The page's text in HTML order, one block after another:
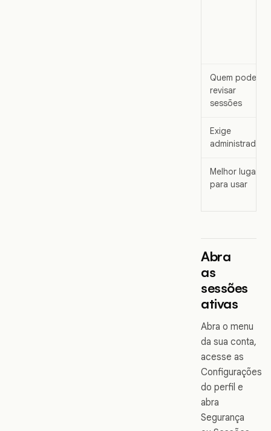
Quem pode
revisar
sessões
Exige
administrador
Melhor lugar
para usar
Abra
as
sessões
ativas
Abra o menu
da sua conta,
acesse as
Configurações
do perfil e
abra
Segurança